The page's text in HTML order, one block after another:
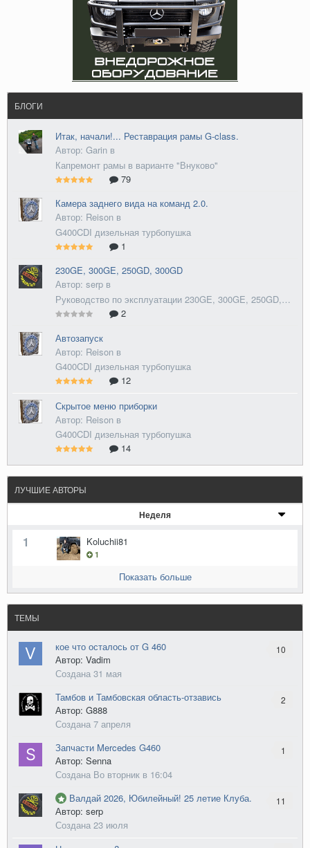
БЛОГИ
Итак, начали!... Реставрация рамы G-class.
Автор: Garin в
Капремонт рамы в варианте "Внуково"
79
Камера заднего вида на команд 2.0.
Автор: Reison в
G400CDI дизельная турбопушка
1
230GE, 300GE, 250GD, 300GD
Автор: serp в
Руководство по эксплуатации 230GE, 300GE, 250GD, 300GD
2
Автозапуск
Автор: Reison в
G400CDI дизельная турбопушка
12
Скрытое меню приборки
Автор: Reison в
G400CDI дизельная турбопушка
14
ЛУЧШИЕ АВТОРЫ
Неделя
1 Koluchii81
1
Показать больше
ТЕМЫ
10
кое что осталось от G 460
Автор: Vadim
Создана 31 мая
2
Тамбов и Тамбовская область-отзавись
Автор: G888
Создана 7 апреля
1
Запчасти Mercedes G460
Автор: Senna
Создана Во вторник в 16:04
11
Валдай 2026, Юбилейный! 25 летие Клуба.
Автор: serp
Создана 23 июля